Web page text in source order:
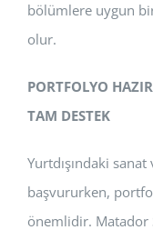
bölümlere uygun
olur.
PORTFOLYO
TAM DESTEK
Yurtdışındaki
başvururken,
önemlidir. Matador